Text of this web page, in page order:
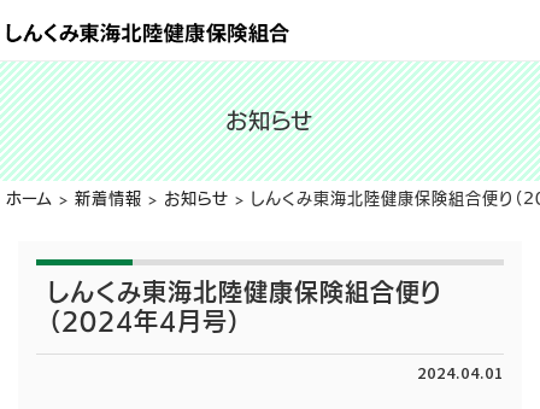
ホーム > 新着情報 > お知らせ > しんくみ東海北陸健康保険組合便り（
お知らせ
しんくみ東海北陸健康保険組合便り
（2024年4月号）
2024.04.01